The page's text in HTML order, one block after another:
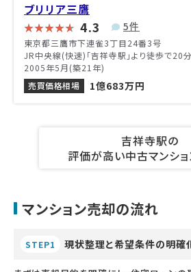
ブリリア三鷹
4.3 5件
東京都三鷹市下連雀3丁目24番3号
JR中央線(快速)「吉祥寺駅」より徒歩で20分
2005年5月(築21年)
売買価格相場
1億683万円
吉祥寺駅の
評価が高い中古マンショ
マンション売却の流れ
STEP1 現状整理と希望条件の明確